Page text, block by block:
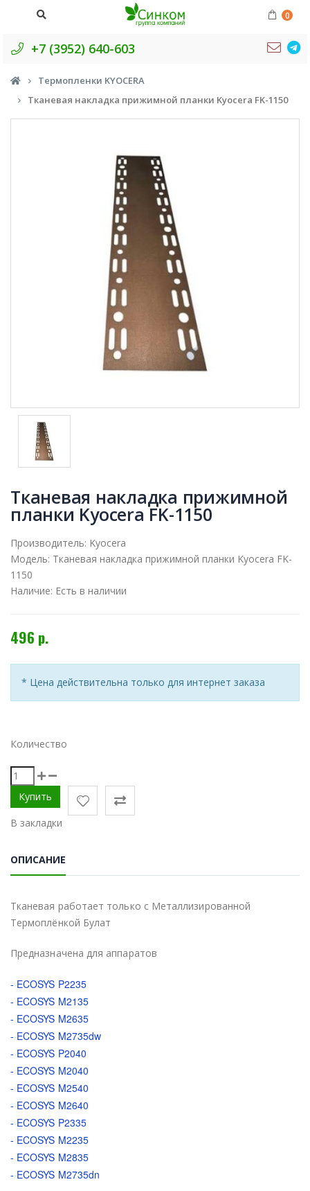
0
+7 (3952) 640-603
Термопленки KYOCERA
Тканевая накладка прижимной планки Kyocera FK-1150
Тканевая накладка прижимной
планки Kyocera FK-1150
Производитель: Kyocera
Модель: Тканевая накладка прижимной планки Kyocera FK-
1150
Наличие: Есть в наличии
496 р.
* Цена действительна только для интернет заказа
Количество
В закладки
ОПИСАНИЕ
Тканевая работает только с Металлизированной
Термоплёнкой Булат
Предназначена для аппаратов
- ECOSYS P2235
- ECOSYS M2135
- ECOSYS M2635
- ECOSYS M2735dw
- ECOSYS P2040
- ECOSYS M2040
- ECOSYS M2540
- ECOSYS M2640
- ECOSYS P2335
- ECOSYS M2235
- ECOSYS M2835
- ECOSYS M2735dn